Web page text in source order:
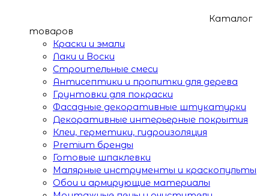
Каталог
товаров
Краски и эмали
Лаки и Воски
Строительные смеси
Антисептики и пропитки для дерева
Грунтовки для покраски
Фасадные декоративные штукатурки
Декоративные интерьерные покрытия
Клеи, герметики, гидроизоляция
Premium бренды
Готовые шпаклевки
Малярные инструменты и краскопульты
Обои и армирующие материалы